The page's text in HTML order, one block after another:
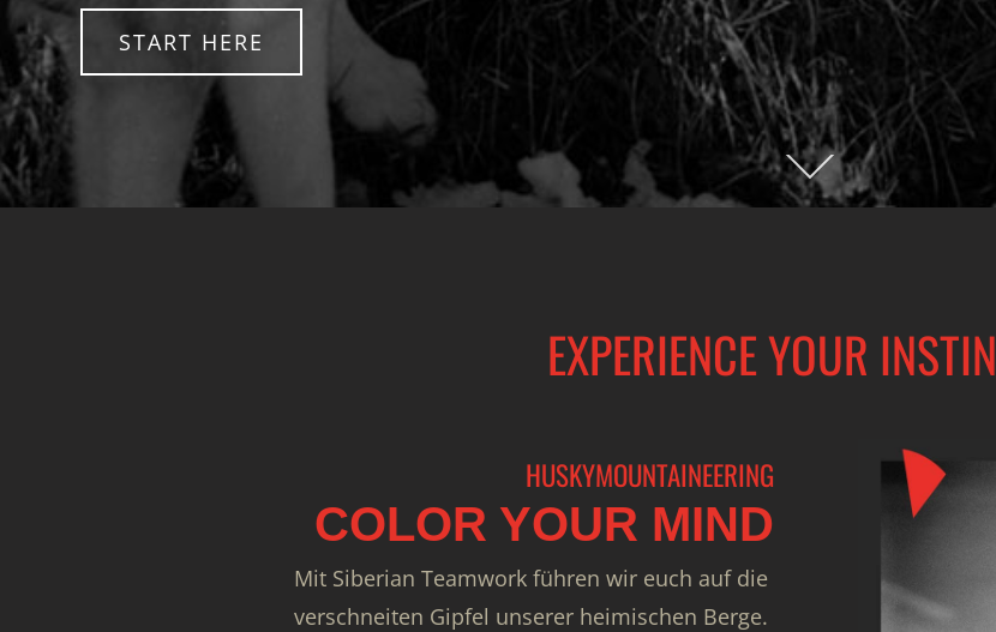
START HERE
EXPERIENCE YOUR
HUSKYMOUNTAINEERING
COLOR YOUR MIND
Mit Siberian Teamwork führen wir euch auf die
verschneiten Gipfel unserer heimischen Berge.